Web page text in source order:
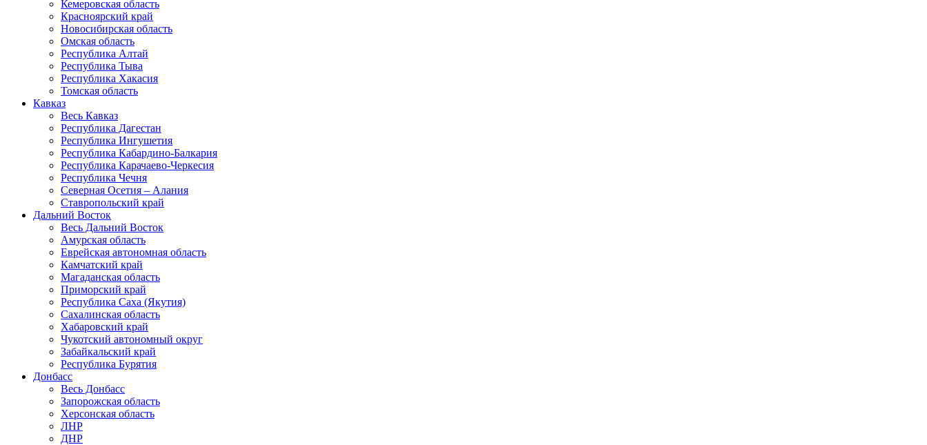
Кемеровская область
Красноярский край
Новосибирская область
Омская область
Республика Алтай
Республика Тыва
Республика Хакасия
Томская область
Кавказ
Весь Кавказ
Республика Дагестан
Республика Ингушетия
Республика Кабардино-Балкария
Республика Карачаево-Черкесия
Республика Чечня
Северная Осетия – Алания
Ставропольский край
Дальний Восток
Весь Дальний Восток
Амурская область
Еврейская автономная область
Камчатский край
Магаданская область
Приморский край
Республика Саха (Якутия)
Сахалинская область
Хабаровский край
Чукотский автономный округ
Забайкальский край
Республика Бурятия
Донбасс
Весь Донбасс
Запорожская область
Херсонская область
ЛНР
ДНР